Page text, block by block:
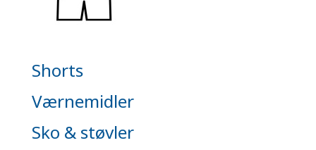
Shorts
Værnemidler
Sko & støvler